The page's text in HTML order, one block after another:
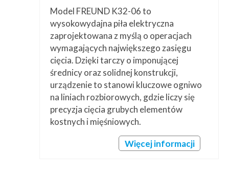
Model FREUND K32-06 to
wysokowydajna piła elektryczna
zaprojektowana z myślą o operacjach
wymagających największego zasięgu
cięcia. Dzięki tarczy o imponującej
średnicy oraz solidnej konstrukcji,
urządzenie to stanowi kluczowe ogniwo
na liniach rozbiorowych, gdzie liczy się
precyzja cięcia grubych elementów
kostnych i mięśniowych.
Więcej informacji